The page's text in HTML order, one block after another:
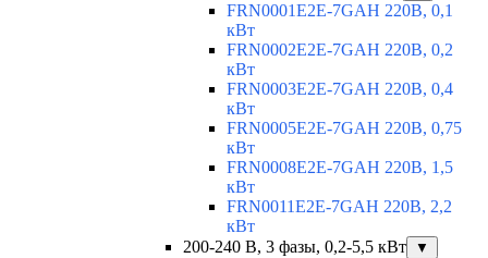
FRN0001E2E-7GAH 220В, 0,1
кВт
FRN0002E2E-7GAH 220В, 0,2
кВт
FRN0003E2E-7GAH 220В, 0,4
кВт
FRN0005E2E-7GAH 220В, 0,75
кВт
FRN0008E2E-7GAH 220В, 1,5
кВт
FRN0011E2E-7GAH 220В, 2,2
кВт
200-240 В, 3 фазы, 0,2-5,5 кВт
▼